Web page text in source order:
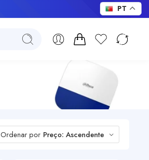
Ordenar por Preço: Ascendente
PT